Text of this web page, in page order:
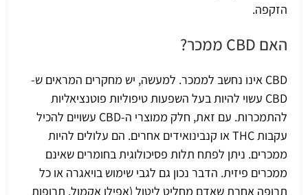
הזקפה.
האם CBD ממכר?
CBD אינו נחשב לממכר. למעשה, יש מחקרים המראים ש-
CBD עשוי להיות בעל השפעות טיפוליות פוטנציאליות
להתמכרות. עם זאת, חלק ממוצרי ה-CBD עשויים להכיל
עקבות THC או קנבינואידים אחרים. הם עלולים להיות
ממכרים. ניתן לפתח תלות פסיכולוגית בחומרים שאינם
ממכרים פיזית. הדבר נכון גם לגבי שימוש בויאגרה או כל
תרופה אחרת שאדם מחליט ליטול (אפילו אקמול, תרופות